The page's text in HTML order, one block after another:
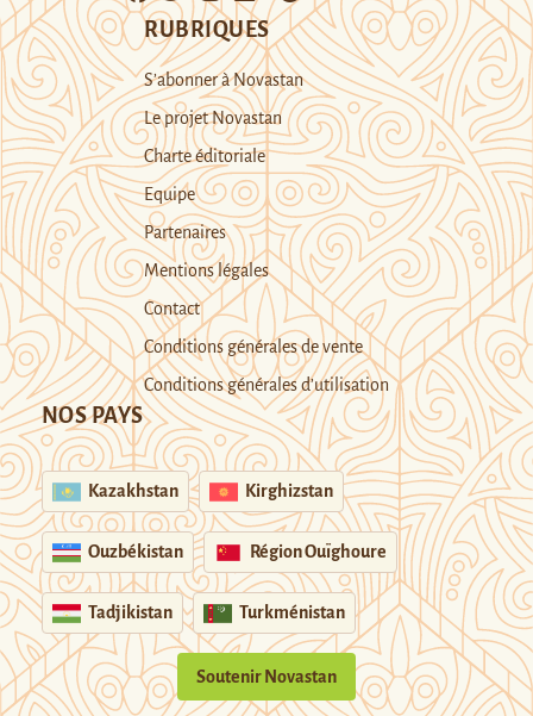
RUBRIQUES
S’abonner à Novastan
Le projet Novastan
Charte éditoriale
Equipe
Partenaires
Mentions légales
Contact
Conditions générales de vente
Conditions générales d’utilisation
NOS PAYS
Kazakhstan Kirghizstan
Ouzbékistan Région Ouïghoure
Tadjikistan Turkménistan
Soutenir Novastan